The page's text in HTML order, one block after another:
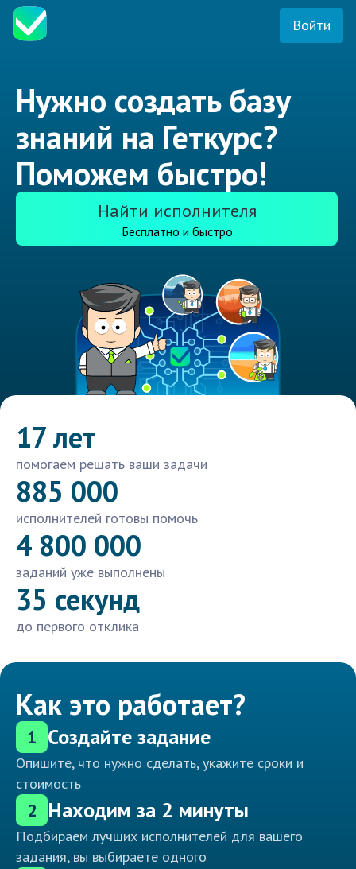
Войти
Нужно создать базу
знаний на Геткурс?
Поможем быстро!
Найти исполнителя
Бесплатно и быстро
17 лет
помогаем решать ваши задачи
885 000
исполнителей готовы помочь
4 800 000
заданий уже выполнены
35 секунд
до первого отклика
Как это работает?
1 Создайте задание
Опишите, что нужно сделать, укажите сроки и
стоимость
2 Находим за 2 минуты
Подбираем лучших исполнителей для вашего
задания, вы выбираете одного